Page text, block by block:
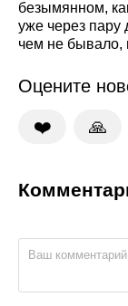
безымянном,
уже через пару
чем не бывало,
Оцените
❤️ 🙏